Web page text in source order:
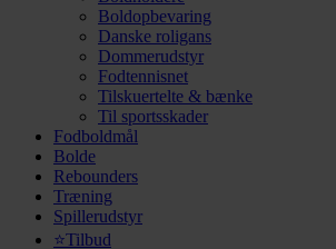
Boldopbevaring
Danske roligans
Dommerudstyr
Fodtennisnet
Tilskuertelte & bænke
Til sportsskader
Fodboldmål
Bolde
Rebounders
Træning
Spillerudstyr
⭐Tilbud